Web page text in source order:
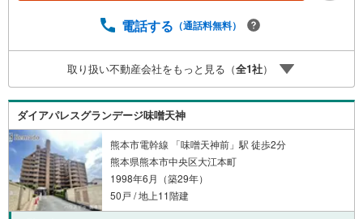
域の内覧ツアー・現地または現地周辺やご希望の場所での
築・中古・マンションを窓口ひとつで比較・内覧■九州No.
1の実績・ハウスドゥ全国大会2025 九州エリア売買件
数・売上高1位・Google口コミランキング 「熊本県 不動
産売買」1位＼＼お客様の声を参考に失敗しない家探しを //
電話する （通話料無料）
取り扱い不動産会社をもっと見る（全1社）
ダイアパレスグランデージ味噌天神
熊本市電幹線 「味噌天神前」駅 徒歩2分
熊本県熊本市中央区大江本町
1998年6月（築29年）
50戸 / 地上11階建